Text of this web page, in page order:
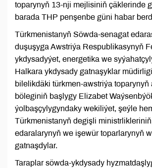
toparynyň 13-nji mejlisiniň çäklerinde
barada THP penşenbe güni habar
Türkmenistanyň Söwda-senagat
duşuşyga Awstriýa Respublikasynyň
ykdysadyýet, energetika we
Halkara ykdysady gatnaşyklar
bilelikdäki türkmen-awstriýa toparynyň
böleginiň başlygy Elizabet
ýolbaşçylygyndaky wekiliýet, şeýle
Türkmenistanyň degişli
edaralarynyň we işewür toparlarynyň
gatnaşdylar.
Taraplar söwda-ykdysady